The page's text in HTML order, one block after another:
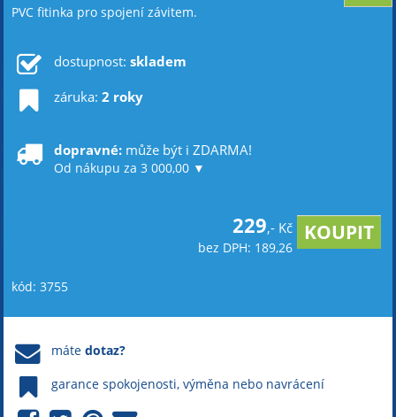
PVC fitinka pro spojení závitem.
dostupnost: skladem
záruka: 2 roky
dopravné: může být i ZDARMA!
Od nákupu za 3 000,00 ▼
229,- Kč
bez DPH: 189,26
kód: 3755
mátedotaz?
garance spokojenosti, výměna nebo navrácení